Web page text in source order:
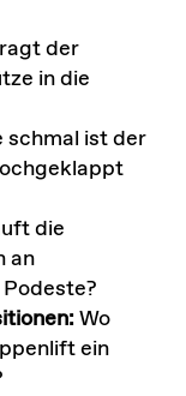
der
in die
schmal ist der
die
an
Wo
ein